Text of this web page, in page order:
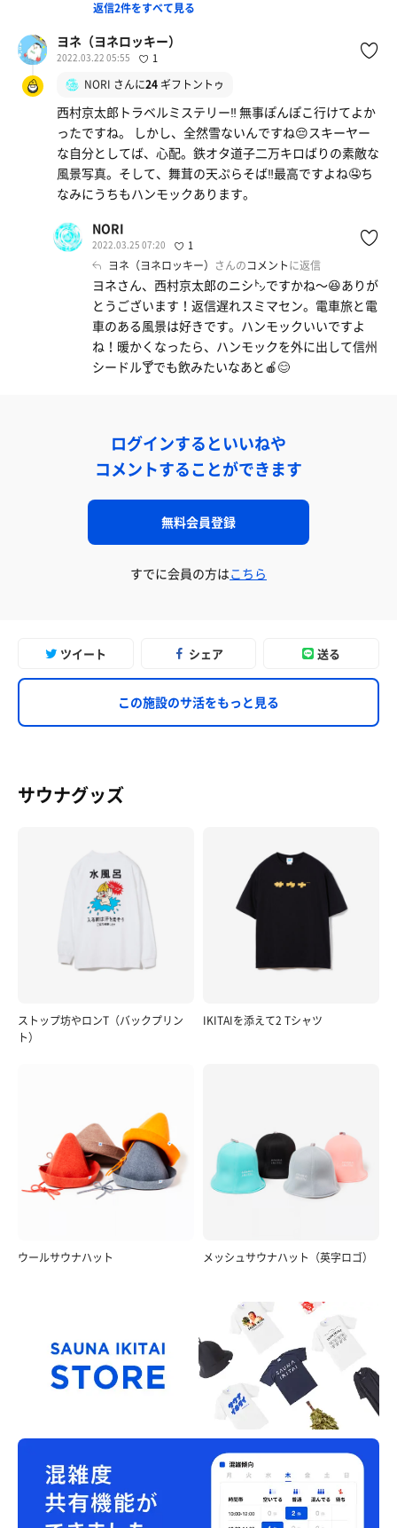
返信2件をすべて見る
ヨネ（ヨネロッキー）
2022.03.22 05:55 1
NORI さんに24ギフトントゥ
西村京太郎トラベルミステリー‼️ 無事ぽんぽこ行けてよか
ったですね。 しかし、全然雪ないんですね😔スキーヤー
な自分としてば、心配。鉄オタ道子二万キロばりの素敵な
風景写真。そして、舞茸の天ぷらそば‼️最高ですよね🤤ち
なみにうちもハンモックあります。
NORI
2022.03.25 07:20 1
ヨネ（ヨネロッキー） さんのコメントに返信
ヨネさん、西村京太郎のニシ㌧ですかね〜😆ありが
とうございます！返信遅れスミマセン。電車旅と電
車のある風景は好きです。ハンモックいいですよ
ね！暖かくなったら、ハンモックを外に出して信州
シードル🍸でも飲みたいなあと🍎😊
ログインするといいねや
コメントすることができます
無料会員登録
すでに会員の方はこちら
ツイート シェア 送る
この施設のサ活をもっと見る
サウナグッズ
ストップ坊やロンT（バックプリン
ト）
IKITAIを添えて2 Tシャツ
ウールサウナハット メッシュサウナハット（英字ロゴ）